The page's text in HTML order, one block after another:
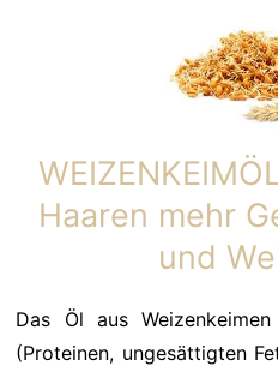
Haaren mehr
und
Das Öl aus
(Proteinen, ungesättigten